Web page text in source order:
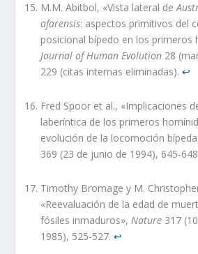
M.M. Abitbol, ​​«Vista lateral de
afarensis: aspectos primitivos del
posicional bípedo en los primeros
Journal of Human Evolution 28
229 (citas internas eliminadas).↩︎
Fred Spoor et al., «Implicaciones
laberíntica de los primeros
evolución de la locomoción
369 (23 de junio de 1994), 645-
Timothy Bromage y M.
«Reevaluación de la edad de
fósiles inmaduros», Nature 317
1985), 525-527.↩︎